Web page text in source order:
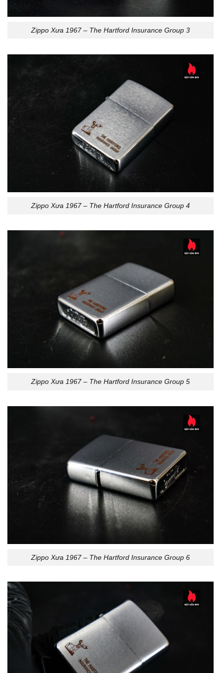
Zippo Xưa 1967 – The Hartford Insurance Group 3
Zippo Xưa 1967 – The Hartford Insurance Group 4
Zippo Xưa 1967 – The Hartford Insurance Group 5
Zippo Xưa 1967 – The Hartford Insurance Group 6